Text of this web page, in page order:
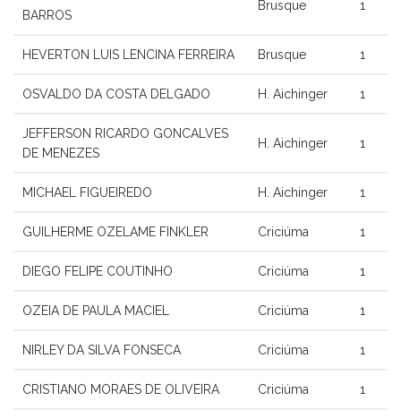
BARROS
Brusque 1
HEVERTON LUIS LENCINA FERREIRA Brusque 1
OSVALDO DA COSTA DELGADO H. Aichinger 1
JEFFERSON RICARDO GONCALVES
DE MENEZES
H. Aichinger 1
MICHAEL FIGUEIREDO H. Aichinger 1
GUILHERME OZELAME FINKLER Criciúma 1
DIEGO FELIPE COUTINHO Criciúma 1
OZEIA DE PAULA MACIEL Criciúma 1
NIRLEY DA SILVA FONSECA Criciúma 1
CRISTIANO MORAES DE OLIVEIRA Criciúma 1